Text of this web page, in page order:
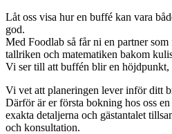
Låt oss visa hur en buffé kan vara
god.
Med Foodlab så får ni en partner som
tallriken och matematiken bakom
Vi ser till att buffén blir en höjdpunkt,
Vi vet att planeringen lever inför ditt
Därför är er första bokning hos oss
exakta detaljerna och gästantalet
och konsultation.